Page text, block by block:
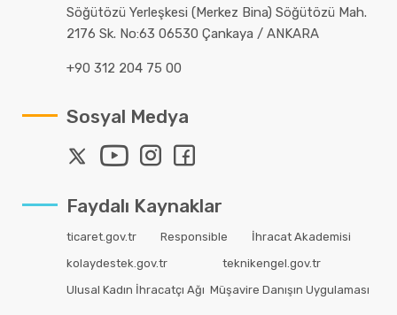
Söğütözü Yerleşkesi (Merkez Bina) Söğütözü Mah.
2176 Sk. No:63 06530 Çankaya / ANKARA
+90 312 204 75 00
Sosyal Medya
Faydalı Kaynaklar
ticaret.gov.tr Responsible
İhracat Akademisi
kolaydestek.gov.tr
teknikengel.gov.tr
Ulusal Kadın İhracatçı Ağı Müşavire Danışın Uygulaması